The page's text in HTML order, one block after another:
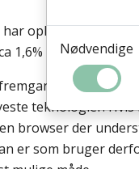
Nødvendige
oplevet et fald,
1,6%
skyldes at
teknologier.
browser der
er som bruger